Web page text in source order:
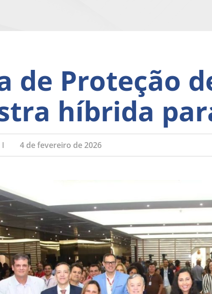
de Proteção
híbrida
4 de fevereiro de 2026